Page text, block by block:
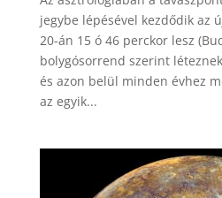
jegybe lépésével kezdődik az
20-án 15 ó 46 perckor lesz
bolygósorrend szerint
és azon belül minden évhez
az egyik...